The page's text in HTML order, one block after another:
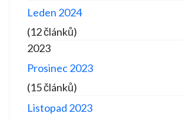
Leden 2024
(12 článků)
2023
Prosinec 2023
(15 článků)
Listopad 2023